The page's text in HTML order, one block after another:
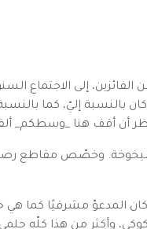
إلى الاجتماع
بالنسبة إليّ، كما بالنسبة
أن أقف هنا _وسطكم_
وخصّص مقاطع
المدعوّ مشرقيًا كما هي
وأكثر من هذا كلّه